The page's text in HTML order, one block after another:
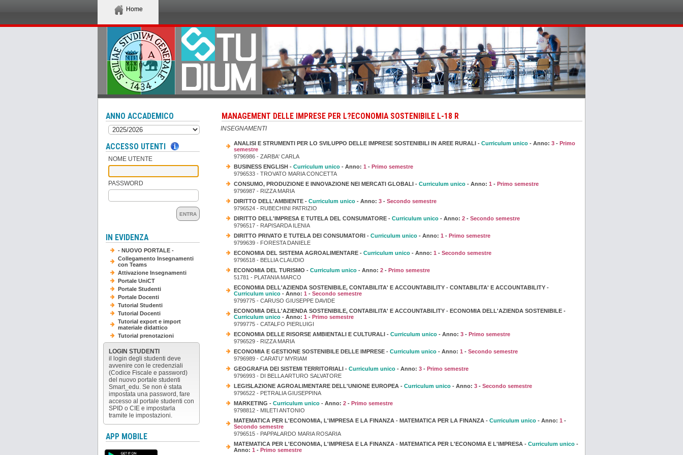
Home
MANAGEMENT DELLE IMPRESE PER L?ECONOMIA SOSTENIBILE L-18 R
INSEGNAMENTI
ANALISI E STRUMENTI PER LO SVILUPPO DELLE IMPRESE SOSTENIBILI IN AREE RURALI - Curriculum unico - Anno: 3 - Primo
semestre
9796986 - ZARBA' CARLA
BUSINESS ENGLISH - Curriculum unico - Anno: 1 - Primo semestre
9796533 - TROVATO MARIA CONCETTA
CONSUMO, PRODUZIONE E INNOVAZIONE NEI MERCATI GLOBALI - Curriculum unico - Anno: 1 - Primo semestre
9796987 - RIZZA MARIA
DIRITTO DELL'AMBIENTE - Curriculum unico - Anno: 3 - Secondo semestre
9796524 - RUBECHINI PATRIZIO
DIRITTO DELL'IMPRESA E TUTELA DEL CONSUMATORE - Curriculum unico - Anno: 2 - Secondo semestre
9796517 - RAPISARDA ILENIA
DIRITTO PRIVATO E TUTELA DEI CONSUMATORI - Curriculum unico - Anno: 1 - Primo semestre
9799639 - FORESTA DANIELE
ECONOMIA DEL SISTEMA AGROALIMENTARE - Curriculum unico - Anno: 1 - Secondo semestre
9796518 - BELLIA CLAUDIO
ECONOMIA DEL TURISMO - Curriculum unico - Anno: 2 - Primo semestre
51781 - PLATANIA MARCO
ECONOMIA DELL'AZIENDA SOSTENIBILE, CONTABILITA' E ACCOUNTABILITY - CONTABILITA' E ACCOUNTABILITY -
Curriculum unico - Anno: 1 - Secondo semestre
9799775 - CARUSO GIUSEPPE DAVIDE
ECONOMIA DELL'AZIENDA SOSTENIBILE, CONTABILITA' E ACCOUNTABILITY - ECONOMIA DELL'AZIENDA SOSTENIBILE -
Curriculum unico - Anno: 1 - Primo semestre
9799775 - CATALFO PIERLUIGI
ECONOMIA DELLE RISORSE AMBIENTALI E CULTURALI - Curriculum unico - Anno: 3 - Primo semestre
9796529 - RIZZA MARIA
ECONOMIA E GESTIONE SOSTENIBILE DELLE IMPRESE - Curriculum unico - Anno: 1 - Secondo semestre
9796989 - CARATU' MYRIAM
GEOGRAFIA DEI SISTEMI TERRITORIALI - Curriculum unico - Anno: 3 - Primo semestre
9796993 - DI BELLA ARTURO SALVATORE
LEGISLAZIONE AGROALIMENTARE DELL'UNIONE EUROPEA - Curriculum unico - Anno: 3 - Secondo semestre
9796522 - PETRALIA GIUSEPPINA
MARKETING - Curriculum unico - Anno: 2 - Primo semestre
9798812 - MILETI ANTONIO
MATEMATICA PER L'ECONOMIA, L'IMPRESA E LA FINANZA - MATEMATICA PER LA FINANZA - Curriculum unico - Anno: 1 -
Secondo semestre
9796515 - PAPPALARDO MARIA ROSARIA
MATEMATICA PER L'ECONOMIA, L'IMPRESA E LA FINANZA - MATEMATICA PER L'ECONOMIA E L'IMPRESA - Curriculum unico -
Anno: 1 - Primo semestre
ANNO ACCADEMICO
ACCESSO UTENTI
NOME UTENTE
PASSWORD
ENTRA
IN EVIDENZA
- NUOVO PORTALE -
Collegamento Insegnamenti
con Teams
Attivazione Insegnamenti
Portale UniCT
Portale Studenti
Portale Docenti
Tutorial Studenti
Tutorial Docenti
Tutorial export e import
materiale didattico
Tutorial prenotazioni
LOGIN STUDENTI
il login degli studenti deve
avvenire con le credenziali
(Codice Fiscale e password)
del nuovo portale studenti
Smart_edu. Se non è stata
impostata una password, fare
accesso al portale studenti con
SPID o CIE e impostarla
tramite le impostazioni.
APP MOBILE